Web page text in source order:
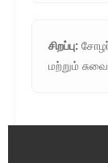
சிறப்பு:
மற்றும்